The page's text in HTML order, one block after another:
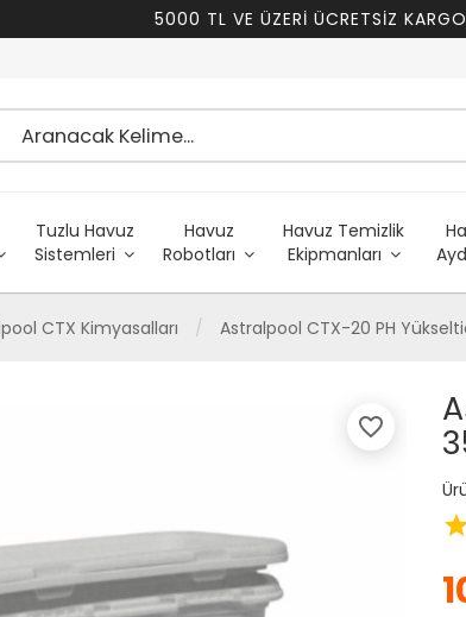
5000 TL VE ÜZERİ ÜCRETSİZ KARGO
Tuzlu Havuz
Sistemleri
Havuz
Robotları
Havuz Temizlik
Ekipmanları
CTX Kimyasalları Astralpool CTX-20 PH
favorite_border